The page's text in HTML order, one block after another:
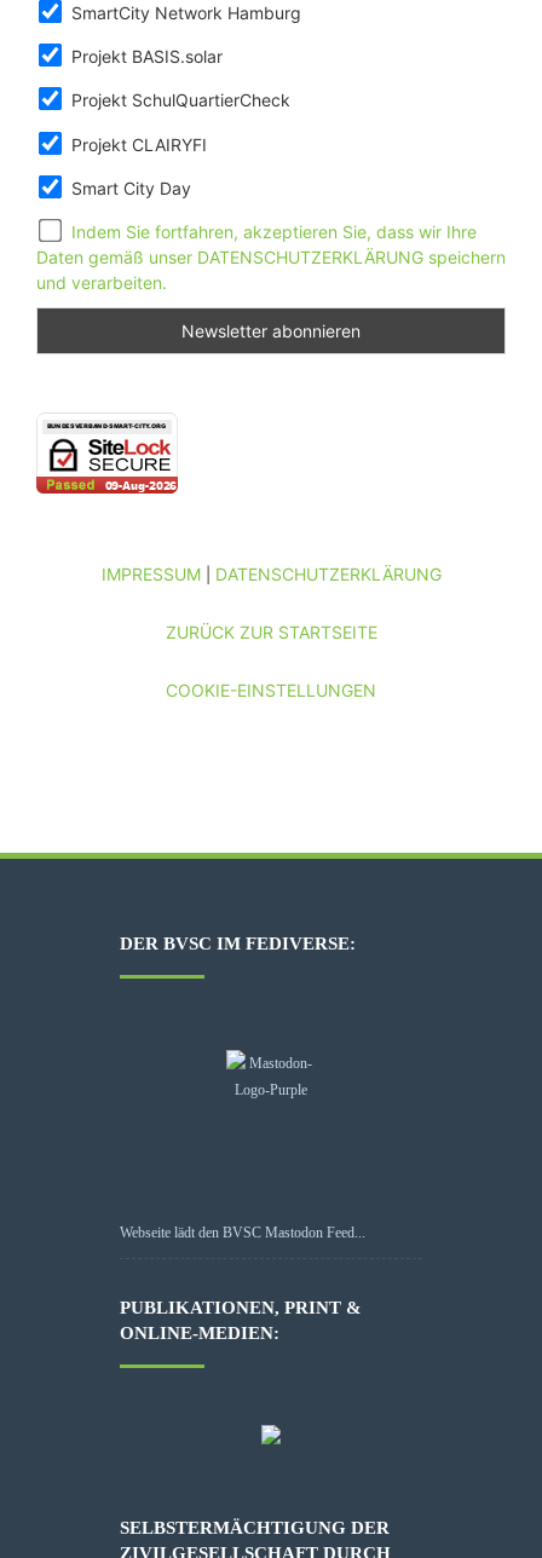
SmartCity Network Hamburg
Projekt BASIS.solar
Projekt SchulQuartierCheck
Projekt CLAIRYFI
Smart City Day
Indem Sie fortfahren, akzeptieren Sie, dass wir Ihre
Daten gemäß unser DATENSCHUTZERKLÄRUNG speichern
und verarbeiten.
IMPRESSUM| DATENSCHUTZERKLÄRUNG
ZURÜCK ZUR STARTSEITE
COOKIE-EINSTELLUNGEN
DER BVSC IM FEDIVERSE:
Webseite lädt den BVSC Mastodon Feed...
PUBLIKATIONEN, PRINT &
ONLINE-MEDIEN:
SELBSTERMÄCHTIGUNG DER
ZIVILGESELLSCHAFT DURCH